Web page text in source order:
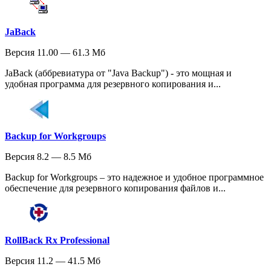
JaBack
Версия 11.00 — 61.3 Мб
JaBack (аббревиатура от "Java Backup") - это мощная и
удобная программа для резервного копирования и...
Backup for Workgroups
Версия 8.2 — 8.5 Мб
Backup for Workgroups – это надежное и удобное программное
обеспечение для резервного копирования файлов и...
RollBack Rx Professional
Версия 11.2 — 41.5 Мб